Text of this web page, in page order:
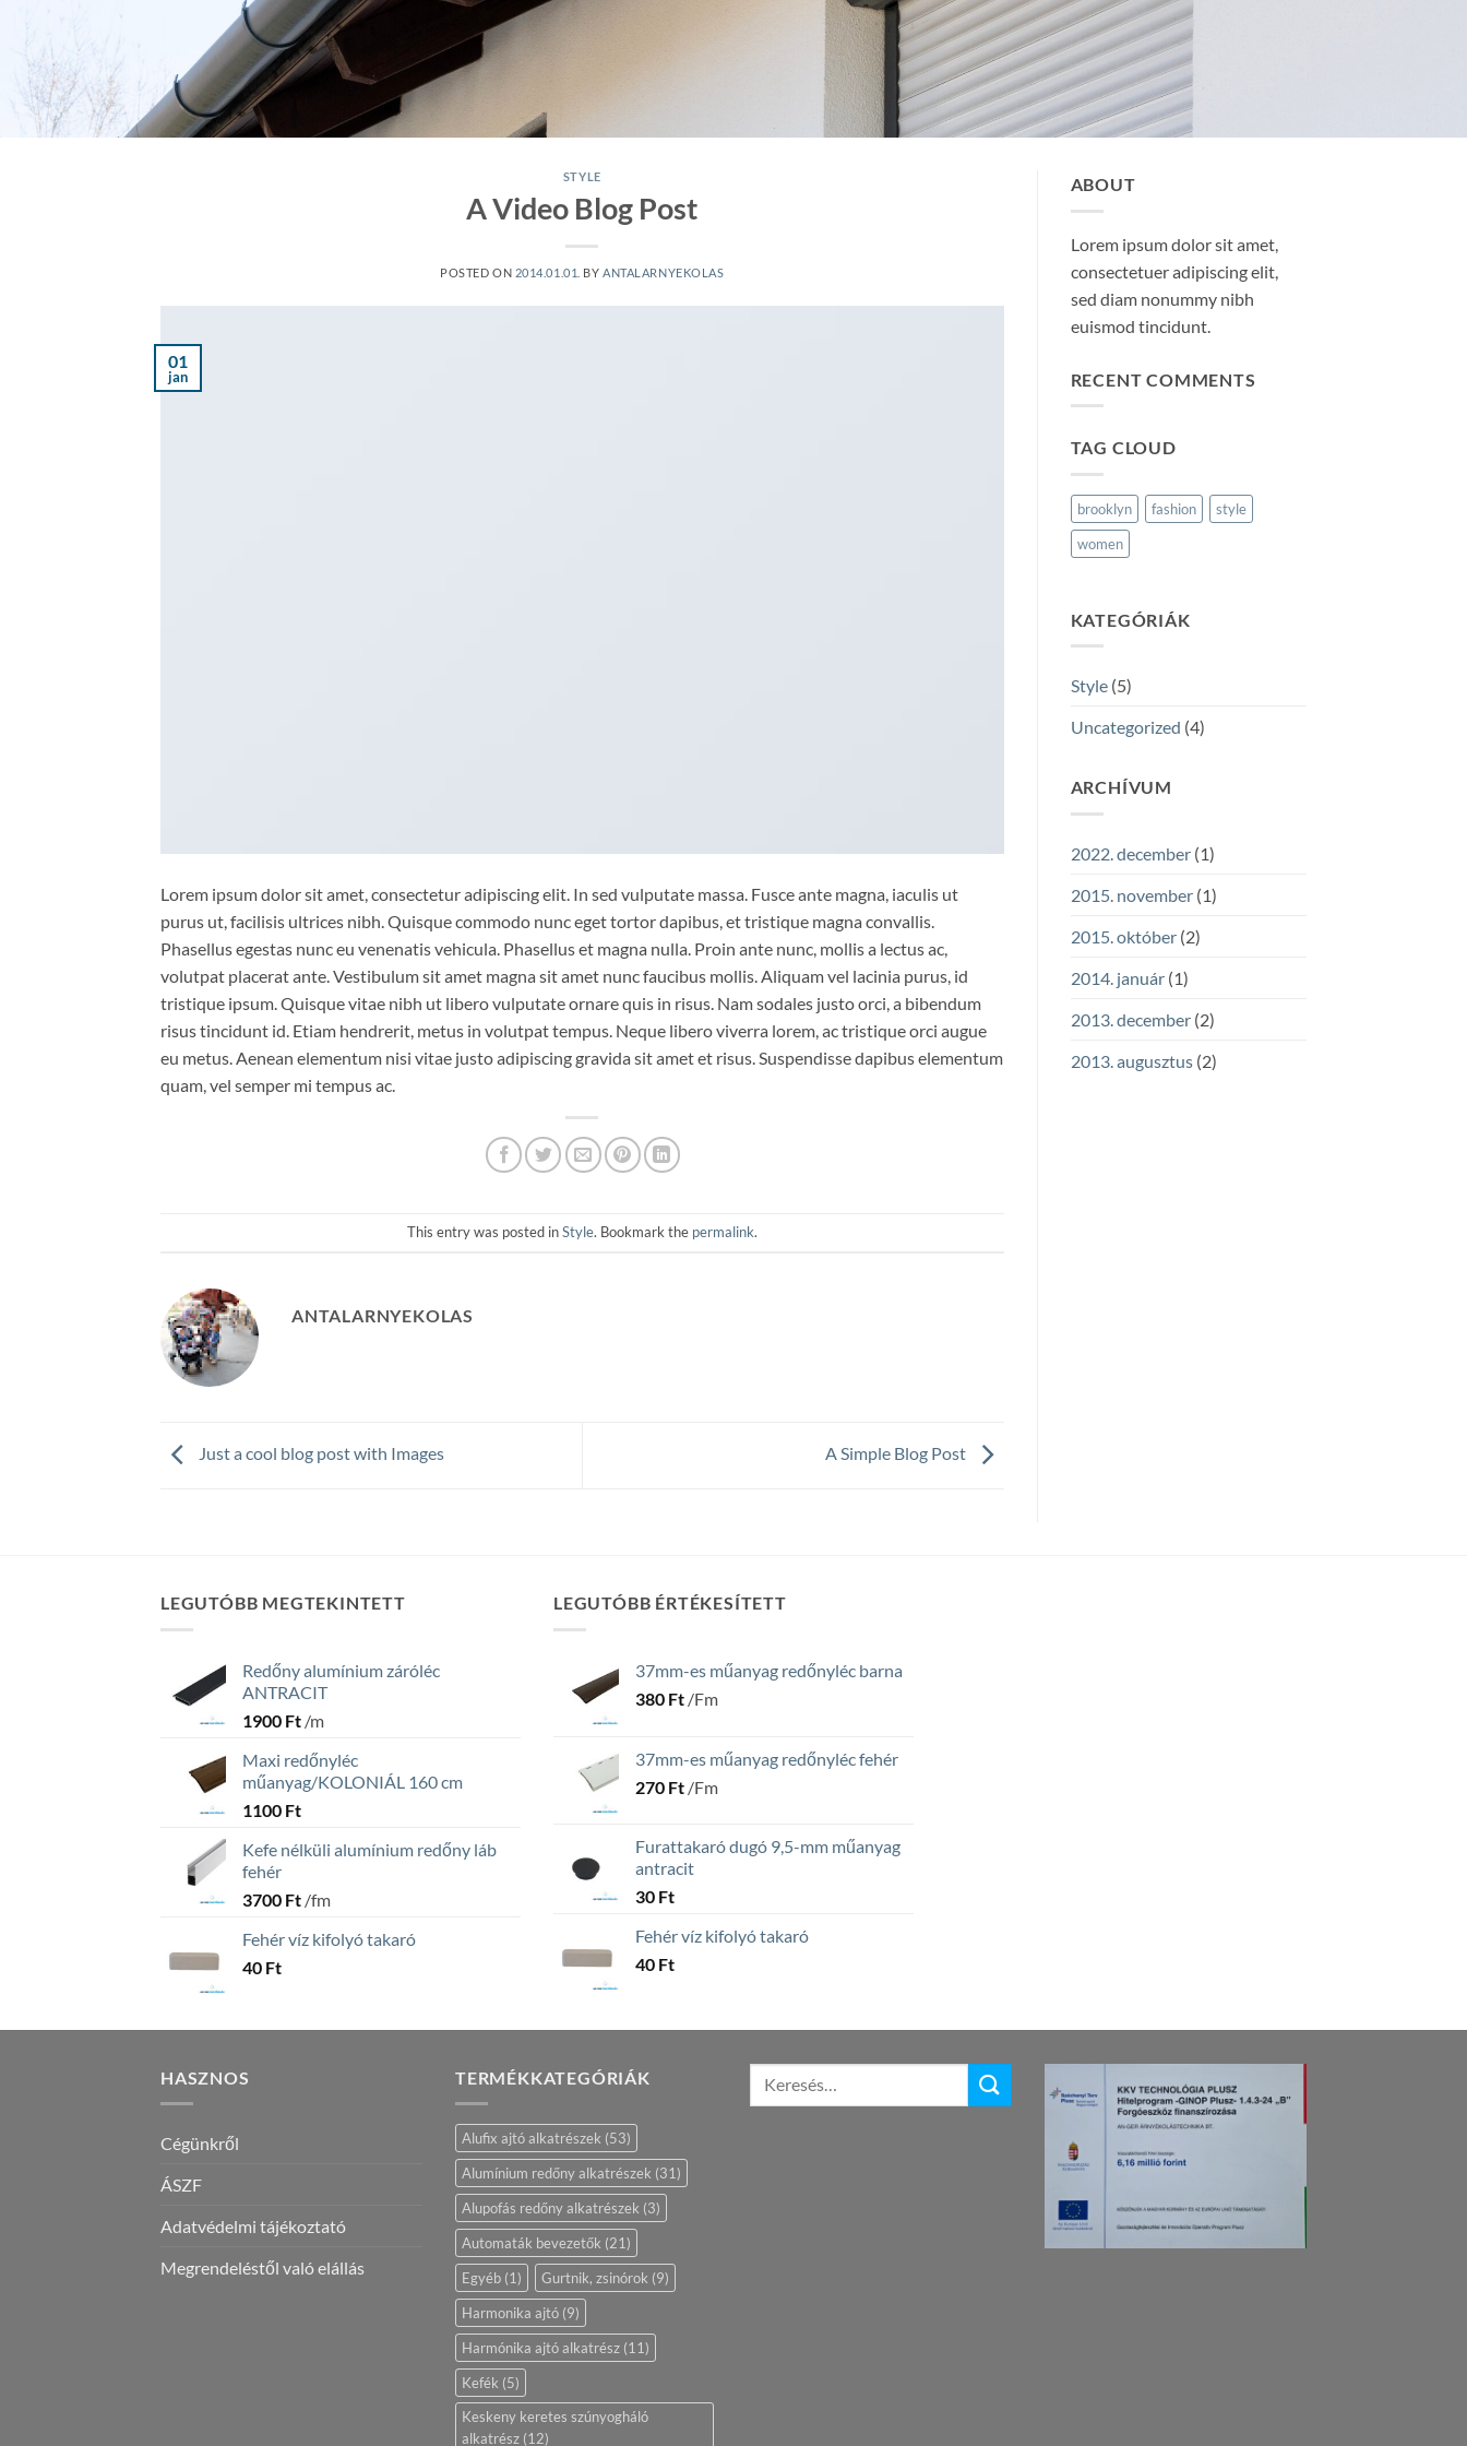
STYLE
A Video Blog Post
POSTED ON 2014.01.01. BY ANTALARNYEKOLAS
01
jan
Lorem ipsum dolor sit amet, consectetur adipiscing elit. In sed vulputate massa. Fusce ante magna, iaculis ut
purus ut, facilisis ultrices nibh. Quisque commodo nunc eget tortor dapibus, et tristique magna convallis.
Phasellus egestas nunc eu venenatis vehicula. Phasellus et magna nulla. Proin ante nunc, mollis a lectus ac,
volutpat placerat ante. Vestibulum sit amet magna sit amet nunc faucibus mollis. Aliquam vel lacinia purus, id
tristique ipsum. Quisque vitae nibh ut libero vulputate ornare quis in risus. Nam sodales justo orci, a bibendum
risus tincidunt id. Etiam hendrerit, metus in volutpat tempus. Neque libero viverra lorem, ac tristique orci augue
eu metus. Aenean elementum nisi vitae justo adipiscing gravida sit amet et risus. Suspendisse dapibus elementum
quam, vel semper mi tempus ac.
This entry was posted inStyle. Bookmark the permalink.
ANTALARNYEKOLAS
Just a cool blog post with Images A Simple Blog Post
ABOUT
Lorem ipsum dolor sit amet,
consectetuer adipiscing elit,
sed diam nonummy nibh
euismod tincidunt.
RECENT COMMENTS
TAG CLOUD
brooklyn fashion
style
women
KATEGÓRIÁK
Style(5)
Uncategorized (4)
ARCHÍVUM
2022. december(1)
2015. november(1)
2015. október(2)
2014. január(1)
2013. december(2)
2013. augusztus(2)
LEGUTÓBB MEGTEKINTETT
Redőny alumínium záróléc
ANTRACIT
1900 Ft /m
Maxi redőnyléc
műanyag/KOLONIÁL 160 cm
1100 Ft
Kefe nélküli alumínium redőny láb
fehér
3700 Ft /fm
Fehér víz kifolyó takaró
40 Ft
LEGUTÓBB ÉRTÉKESÍTETT
37mm-es műanyag redőnyléc barna
380 Ft /Fm
37mm-es műanyag redőnyléc fehér
270 Ft /Fm
Furattakaró dugó 9,5-mm műanyag
antracit
30 Ft
Fehér víz kifolyó takaró
40 Ft
HASZNOS
Cégünkről
ÁSZF
Adatvédelmi tájékoztató
Megrendeléstől való elállás
TERMÉKKATEGÓRIÁK
Alufix ajtó alkatrészek (53)
Alumínium redőny alkatrészek (31)
Alupofás redőny alkatrészek (3)
Automaták bevezetők (21)
Egyéb (1) Gurtnik, zsinórok (9)
Harmonika ajtó (9)
Harmónika ajtó alkatrész (11)
Kefék (5)
Keskeny keretes szúnyogháló
alkatrész (12)